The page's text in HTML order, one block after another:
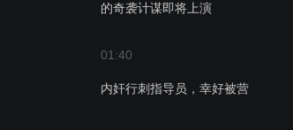
的奇袭计谋即将上演
01:40
内奸行刺指导员，幸好被营